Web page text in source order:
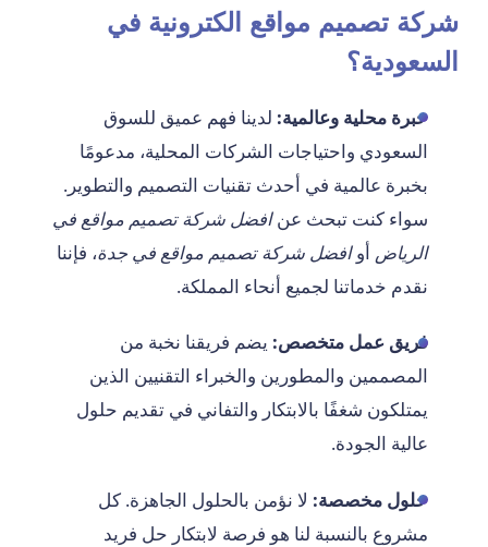
شركة تصميم مواقع الكترونية في
السعودية؟
خبرة محلية وعالمية: لدينا فهم عميق للسوق
السعودي واحتياجات الشركات المحلية، مدعومًا
بخبرة عالمية في أحدث تقنيات التصميم والتطوير.
سواء كنت تبحث عنافضل شركة تصميم مواقع في
الرياض أوافضل شركة تصميم مواقع في جدة، فإننا
نقدم خدماتنا لجميع أنحاء المملكة.
فريق عمل متخصص: يضم فريقنا نخبة من
المصممين والمطورين والخبراء التقنيين الذين
يمتلكون شغفًا بالابتكار والتفاني في تقديم حلول
عالية الجودة.
حلول مخصصة: لا نؤمن بالحلول الجاهزة. كل
مشروع بالنسبة لنا هو فرصة لابتكار حل فريد